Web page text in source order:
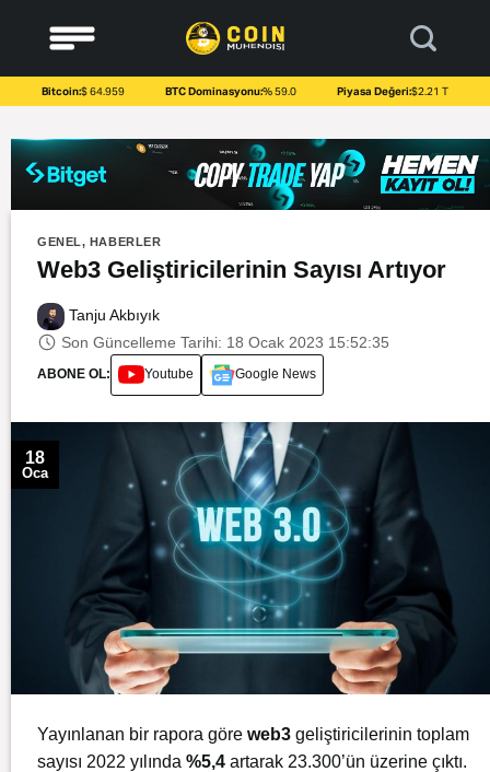
content
Bitcoin:$ 64.959 BTC Dominasyonu:% 59.0 Piyasa Değeri:$2.21 T
GENEL, HABERLER
Web3 Geliştiricilerinin Sayısı Artıyor
Tanju Akbıyık
Son Güncelleme Tarihi: 18 Ocak 2023 15:52:35
ABONE OL: Youtube Google News
18
Oca
Yayınlanan bir rapora göre web3 geliştiricilerinin toplam
sayısı 2022 yılında %5,4 artarak 23.300’ün üzerine çıktı.